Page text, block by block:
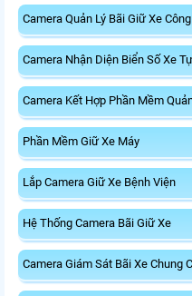
Camera Quản Lý Bãi Giữ Xe
Camera Nhận Diện Biển Số Xe
Camera Kết Hợp Phần Mềm
Phần Mềm Giữ Xe Máy
Lắp Camera Giữ Xe Bệnh Viện
Hệ Thống Camera Bãi Giữ Xe
Camera Giám Sát Bãi Xe Chung